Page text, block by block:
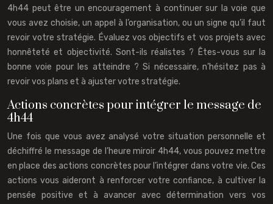
4h44 peut être un encouragement à continuer sur la voie que
vous avez choisie, un appel à l’organisation, ou un signe qu’il faut
revoir votre stratégie. Évaluez vos objectifs et vos projets avec
honnêteté et objectivité. Sont-ils réalistes ? Êtes-vous sur la
bonne voie pour les atteindre ? Si nécessaire, n’hésitez pas à
revoir vos plans et à ajuster votre stratégie.
Actions concrètes pour intégrer le message de
4h44
Une fois que vous avez analysé votre situation personnelle et
déchiffré le message de l’heure miroir 4h44, vous pouvez mettre
en place des actions concrètes pour l’intégrer dans votre vie. Ces
actions vous aideront à renforcer votre confiance, à cultiver la
pensée positive et à avancer avec détermination vers vos